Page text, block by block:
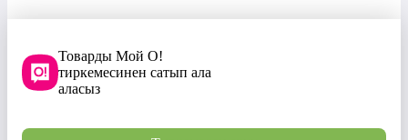
Товарды Мой О!
тиркемесинен сатып ала
аласыз